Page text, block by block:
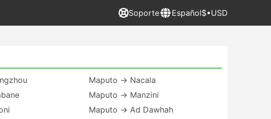
Soporte Español$•USD
Maputo → Nacala
Maputo → Manzini
Maputo → Ad Dawhah